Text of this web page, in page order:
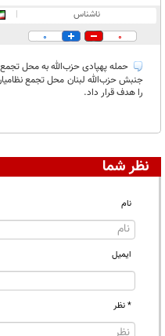
ناشناس |
0
0
حمله پهپادی حزب‌الله به محل
جنبش حزب‌الله لبنان محل تجمع
را هدف قرار داد.
نظر شما
نام
ایمیل
* نظر